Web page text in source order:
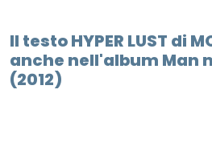
Il testo HYPER LUST di
anche nell'album Man
(2012)